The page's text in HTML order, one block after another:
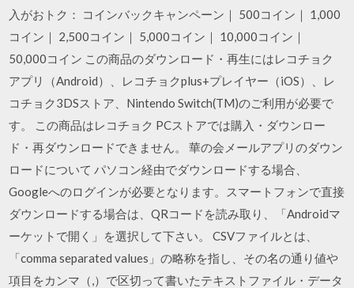
入がおトク： コインバックキャンペーン｜ 500コイン｜ 1,000
コイン｜ 2,500コイン｜ 5,000コイン｜ 10,000コイン｜
50,000コイン この商品のダウンロード・再生にはレコチョク
アプリ（Android）、レコチョクplus+プレイヤー（iOS）、レ
コチョク3DSストア、Nintendo Switch(TM)のご利用が必要で
す。 この商品はレコチョク PCストアでは購入・ダウンロー
ド・再ダウンロードできません。 華の会メールアプリのダウン
ロードについて パソコン経由でダウンロードする場合、
Googleへのログインが必要となります。スマートフォンで直接
ダウンロードする場合は、QRコードを読み取り、「Androidマ
ーケットで開く」を選択して下さい。 CSVファイルとは、
「comma separated values」の略称を指し、その名の通り値や
項目をカンマ（,）で区切って書いたテキストファイル・データ